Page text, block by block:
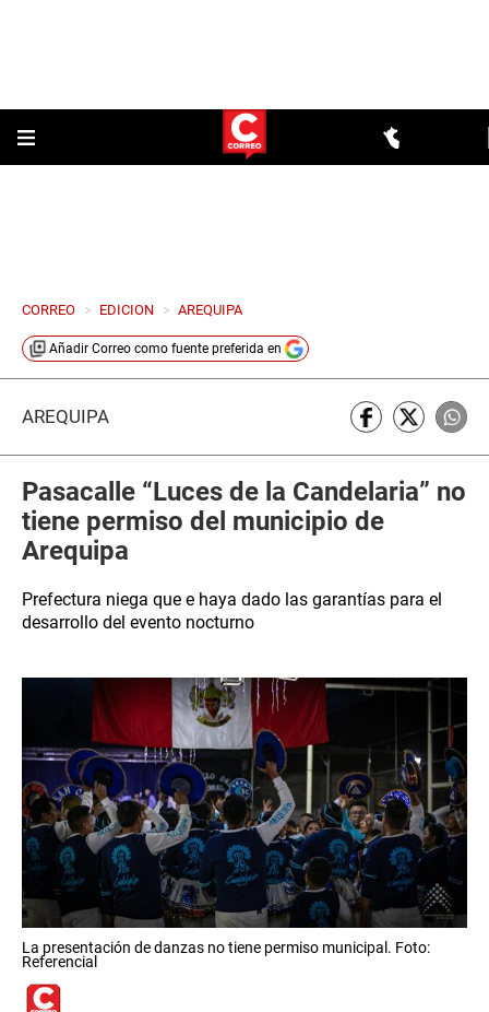
CORREO > EDICION > AREQUIPA
Añadir Correo como fuente preferida en
AREQUIPA
Pasacalle “Luces de la Candelaria” no
tiene permiso del municipio de
Arequipa
Prefectura niega que e haya dado las garantías para el
desarrollo del evento nocturno
La presentación de danzas no tiene permiso municipal. Foto:
Referencial